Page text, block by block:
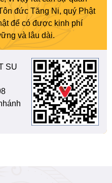
đức Tăng Ni, quý Phật
để có được kinh phí
và lâu dài.
SU